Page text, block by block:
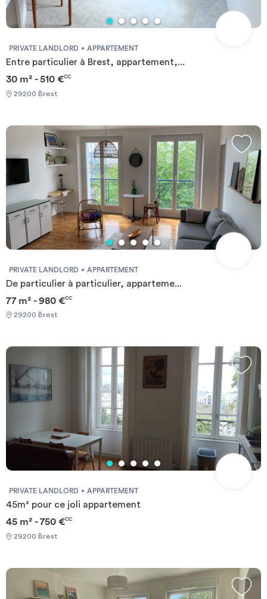
PRIVATE LANDLORD APPARTEMENT
Entre particulier à Brest, appartement,...
30 m² - 510 €CC
29200 Brest
PRIVATE LANDLORD APPARTEMENT
De particulier à particulier, apparteme...
77 m² - 980 €CC
29200 Brest
PRIVATE LANDLORD APPARTEMENT
45m² pour ce joli appartement
45 m² - 750 €CC
29200 Brest